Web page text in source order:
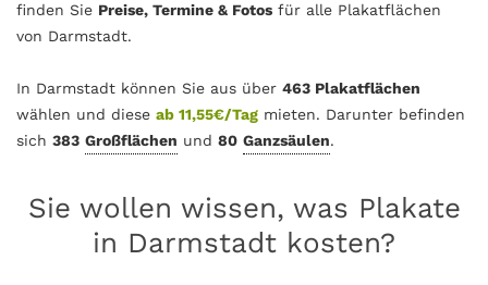
finden Sie Preise, Termine & Fotos für alle Plakatflächen
von Darmstadt.
In Darmstadt können Sie aus über 463 Plakatflächen
wählen und diese ab 11,55€/Tag mieten. Darunter befinden
sich 383 Großflächen und 80 Ganzsäulen.
Sie wollen wissen, was Plakate
in Darmstadt kosten?